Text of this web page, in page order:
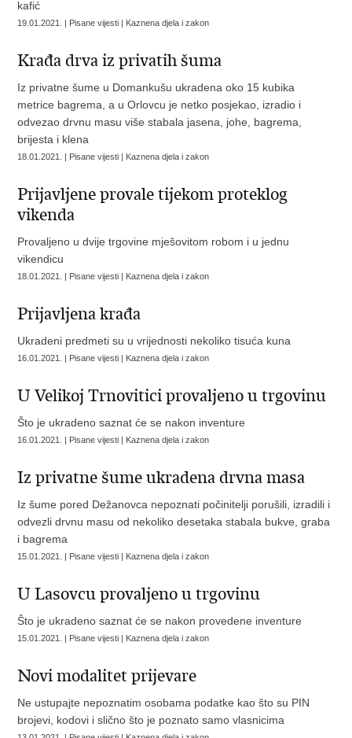
kafić
19.01.2021. | Pisane vijesti | Kaznena djela i zakon
Krađa drva iz privatih šuma
Iz privatne šume u Domankušu ukradena oko 15 kubika
metrice bagrema, a u Orlovcu je netko posjekao, izradio i
odvezao drvnu masu više stabala jasena, johe, bagrema,
brijesta i klena
18.01.2021. | Pisane vijesti | Kaznena djela i zakon
Prijavljene provale tijekom proteklog
vikenda
Provaljeno u dvije trgovine mješovitom robom i u jednu
vikendicu
18.01.2021. | Pisane vijesti | Kaznena djela i zakon
Prijavljena krađa
Ukradeni predmeti su u vrijednosti nekoliko tisuća kuna
16.01.2021. | Pisane vijesti | Kaznena djela i zakon
U Velikoj Trnovitici provaljeno u trgovinu
Što je ukradeno saznat će se nakon inventure
16.01.2021. | Pisane vijesti | Kaznena djela i zakon
Iz privatne šume ukradena drvna masa
Iz šume pored Dežanovca nepoznati počinitelji porušili, izradili i
odvezli drvnu masu od nekoliko desetaka stabala bukve, graba
i bagrema
15.01.2021. | Pisane vijesti | Kaznena djela i zakon
U Lasovcu provaljeno u trgovinu
Što je ukradeno saznat će se nakon provedene inventure
15.01.2021. | Pisane vijesti | Kaznena djela i zakon
Novi modalitet prijevare
Ne ustupajte nepoznatim osobama podatke kao što su PIN
brojevi, kodovi i slično što je poznato samo vlasnicima